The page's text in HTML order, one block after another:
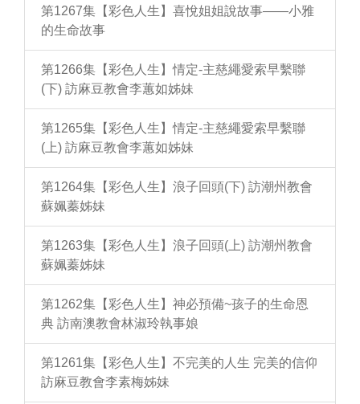
第1267集【彩色人生】喜悅姐姐說故事——小雅
的生命故事
第1266集【彩色人生】情定-主慈繩愛索早繫聯
(下) 訪麻豆教會李蕙如姊妹
第1265集【彩色人生】情定-主慈繩愛索早繫聯
(上) 訪麻豆教會李蕙如姊妹
第1264集【彩色人生】浪子回頭(下) 訪潮州教會
蘇姵蓁姊妹
第1263集【彩色人生】浪子回頭(上) 訪潮州教會
蘇姵蓁姊妹
第1262集【彩色人生】神必預備~孩子的生命恩
典 訪南澳教會林淑玲執事娘
第1261集【彩色人生】不完美的人生 完美的信仰
訪麻豆教會李素梅姊妹